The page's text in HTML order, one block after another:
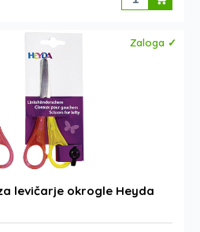
Zaloga ✓
levičarje okrogle Heyda